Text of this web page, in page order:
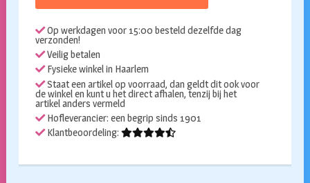
Op werkdagen voor 15:00 besteld dezelfde dag
verzonden!
Veilig betalen
Fysieke winkel in Haarlem
Staat een artikel op voorraad, dan geldt dit ook voor
de winkel en kunt u het direct afhalen, tenzij bij het
artikel anders vermeld
Hofleverancier: een begrip sinds 1901
Klantbeoordeling: